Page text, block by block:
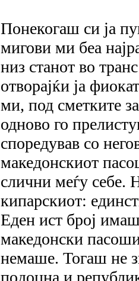
Понекогаш си ја
мигови ми беа
низ станот во
отворајќи ја
ми, под сметките
одново го
споредував со
македонскиот
слични меѓу себе.
кипарскиот:
Еден ист број
македонски
немаше. Тогаш не
пoдоцна и